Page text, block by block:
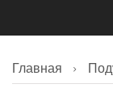
Главная